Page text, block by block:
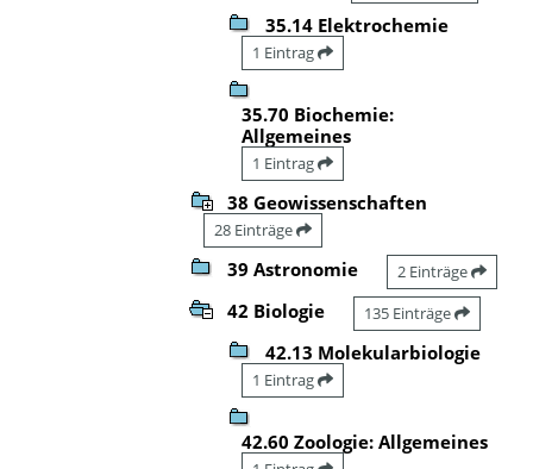
35.14 Elektrochemie
1 Eintrag
35.70 Biochemie:
Allgemeines
1 Eintrag
38 Geowissenschaften
28 Einträge
39 Astronomie 2 Einträge
42 Biologie 135 Einträge
42.13 Molekularbiologie
1 Eintrag
42.60 Zoologie: Allgemeines